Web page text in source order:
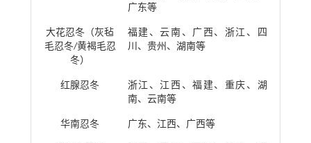
广东等
大花忍冬（灰毡
毛忍冬/黄褐毛忍
冬）
福建、云南、广西、浙江、四
川、贵州、湖南等
红腺忍冬
浙江、江西、福建、重庆、湖
南、云南等
华南忍冬 广东、江西、广西等